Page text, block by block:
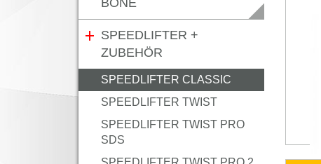
BONE
SPEEDLIFTER +
ZUBEHÖR
SPEEDLIFTER CLASSIC
SPEEDLIFTER TWIST
SPEEDLIFTER TWIST PRO
SDS